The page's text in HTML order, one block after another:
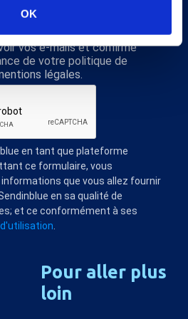
OK
email pour vous inscrire. Ex. :
vos e-mails et confirme
de votre politique de
légales.
en tant que plateforme
ce formulaire, vous
que vous allez fournir
en sa qualité de
et ce conformément à ses
.
Pour aller plus
loin